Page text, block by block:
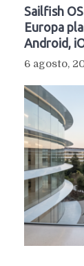
Sailfish
Europa
Android,
6 agosto,